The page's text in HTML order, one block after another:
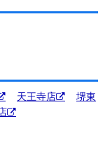
天王寺店
堺東